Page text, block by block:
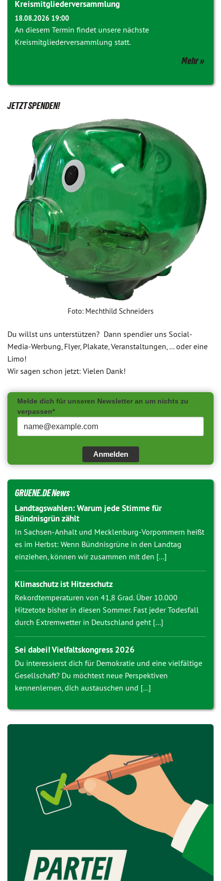
Kreismitgliederversammlung
18.08.2026 19:00
An diesem Termin findet unsere nächste
Kreismitgliederversammlung statt.
Mehr
JETZT SPENDEN!
Foto: Mechthild Schneiders
Du willst uns unterstützen? Dann spendier uns Social-
Media-Werbung, Flyer, Plakate, Veranstaltungen, ... oder eine
Limo!
Wir sagen schon jetzt: Vielen Dank!
Melde dich für unseren Newsletter an um nichts zu
verpassen*
Anmelden
GRUENE.DE News
Landtagswahlen: Warum jede Stimme für
Bündnisgrün zählt
In Sachsen-Anhalt und Mecklenburg-Vorpommern heißt
es im Herbst: Wenn Bündnisgrüne in den Landtag
einziehen, können wir zusammen mit den [...]
Klimaschutz ist Hitzeschutz
Rekordtemperaturen von 41,8 Grad. Über 10.000
Hitzetote bisher in diesen Sommer. Fast jeder Todesfall
durch Extremwetter in Deutschland geht [...]
Sei dabei! Vielfaltskongress 2026
Du interessierst dich für Demokratie und eine vielfältige
Gesellschaft? Du möchtest neue Perspektiven
kennenlernen, dich austauschen und [...]